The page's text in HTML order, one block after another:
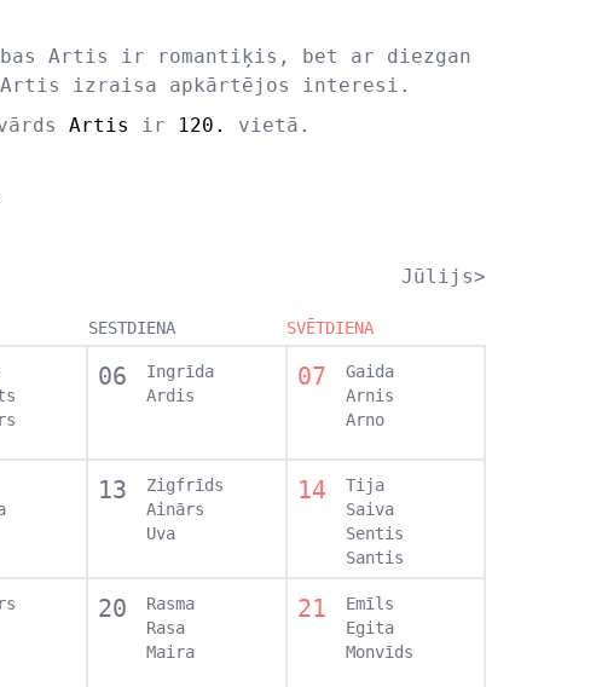
Artis ir romantiķis, bet ar diezgan
Artis izraisa apkārtējos interesi.
Artis ir 120. vietā.
Jūlijs>
SESTDIENA SVĒTDIENA
06
Ingrīda
Ardis
07
Gaida
Arnis
Arno
13
Zigfrīds
Ainārs
Uva
14
Tija
Saiva
Sentis
Santis
20
Rasma
Rasa
Maira
21
Emīls
Egita
Monvīds